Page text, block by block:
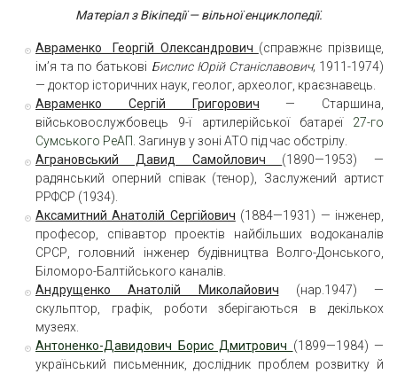
Матеріал з Вікіпедії — вільної енциклопедії.
Авраменко Георгій Олександрович (справжнє прізвище,
ім’я та по батькові Бислис Юрій Станіславович; 1911-1974)
— доктор історичних наук, геолог, археолог, краєзнавець.
Авраменко Сергій Григорович — Старшина,
військовослужбовець 9-ї артилерійської батареї 27-го
Сумського РеАП . Загинув у зоні АТО під час обстрілу.
Аграновський Давид Самойлович (1890—1953) —
радянський оперний співак (тенор), Заслужений артист
РРФСР (1934).
Аксамитний Анатолій Сергійович (1884—1931) — інженер,
професор, співавтор проектів найбільших водоканалів
СРСР, головний інженер будівництва Волго-Донського,
Біломоро-Балтійського каналів.
Андрущенко Анатолій Миколайович (нар.1947) —
скульптор, графік, роботи зберігаються в декількох
музеях.
Антоненко-Давидович Борис Дмитрович (1899—1984) —
український письменник, дослідник проблем розвитку й